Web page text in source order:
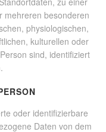
mehreren besonderen
physiologischen,
kulturellen oder
sind, identifiziert
oder identifizierbare
Daten von dem